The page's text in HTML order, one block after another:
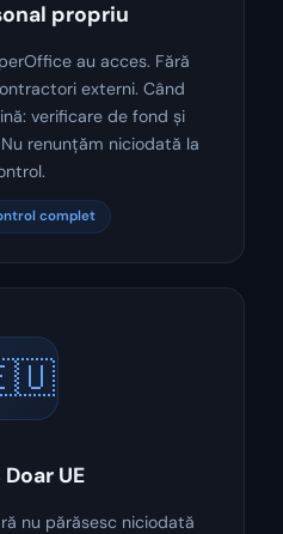
propriu
au acces. Fără
externi. Când
verificare de fond și
renunțăm niciodată la
complet
UE
nu părăsesc niciodată